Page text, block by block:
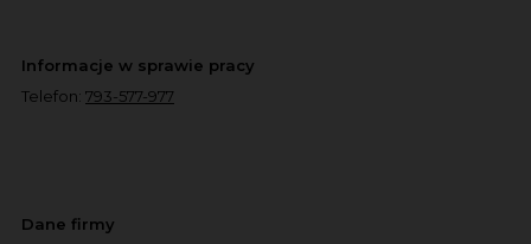
Informacje w sprawie pracy
Telefon: 793-577-977
Dane firmy